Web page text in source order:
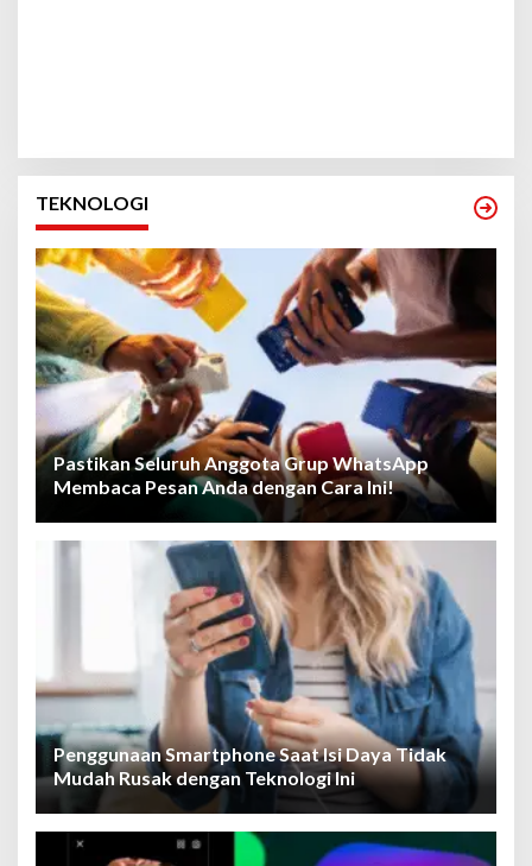
TEKNOLOGI
Pastikan Seluruh Anggota Grup WhatsApp
Membaca Pesan Anda dengan Cara Ini!
Penggunaan Smartphone Saat Isi Daya Tidak
Mudah Rusak dengan Teknologi Ini